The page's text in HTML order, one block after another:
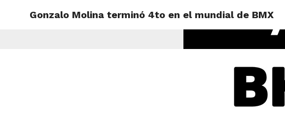
Gonzalo Molina terminó 4to en el mundial de BMX